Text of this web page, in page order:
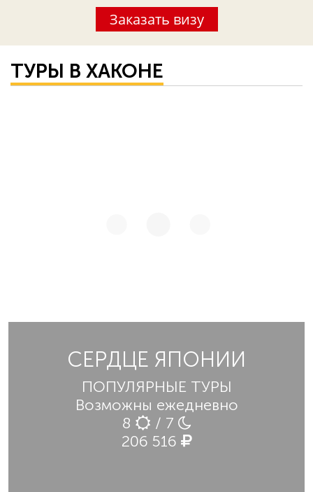
Заказать визу
ТУРЫ В ХАКОНЕ
СЕРДЦЕ ЯПОНИИ
ПОПУЛЯРНЫЕ ТУРЫ
Возможны ежедневно
8
/ 7
206 516